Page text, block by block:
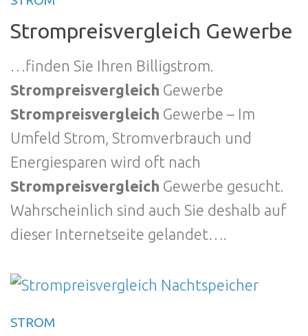
Strompreisvergleich Gewerbe
…finden Sie Ihren Billigstrom.
Strompreisvergleich Gewerbe
Strompreisvergleich Gewerbe – Im
Umfeld Strom, Stromverbrauch und
Energiesparen wird oft nach
Strompreisvergleich Gewerbe gesucht.
Wahrscheinlich sind auch Sie deshalb auf
dieser Internetseite gelandet….
STROM